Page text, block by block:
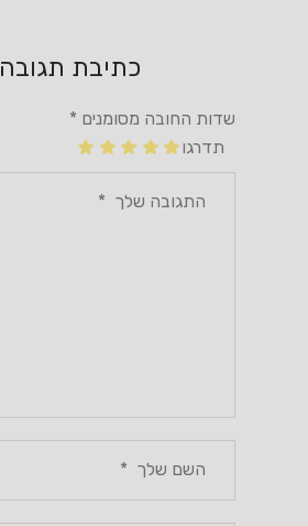
כתיבת תגובה
שדות החובה מסומנים *
תדרגו